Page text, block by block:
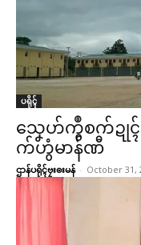
ပရိုၚ်
သၞေဟ်ကွဳစက်ဍုၚ်
က်ဟွံမာန်ဏီ
ဌာန်ပရိုၚ်ဗၠးၜးမန် - October 31,